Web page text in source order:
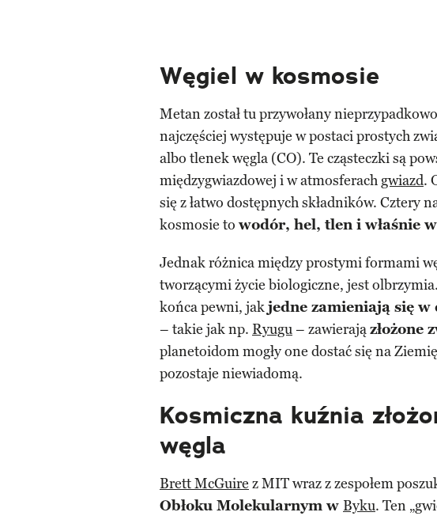
Węgiel w kosmosie
Metan został tu przywołany
najczęściej występuje w postaci prostych
albo tlenek węgla (CO). Te cząsteczki są
międzygwiazdowej i w atmosferach gwiazd.
się z łatwo dostępnych składników. Cztery
kosmosie to wodór, hel, tlen i właśnie
Jednak różnica między prostymi formami
tworzącymi życie biologiczne, jest
końca pewni, jakjedne zamieniają się w
– takie jak np. Ryugu– zawierajązłożone
planetoidom mogły one dostać się na
pozostaje niewiadomą.
Kosmiczna kuźnia
węgla
Brett McGuire z MIT wraz z zespołem
Obłoku Molekularnym w Byku. Ten